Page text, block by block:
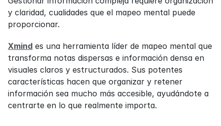
y claridad, cualidades que el mapeo mental puede
proporcionar.
Xmind es una herramienta líder de mapeo mental que
transforma notas dispersas e información densa en
visuales claros y estructurados. Sus potentes
características hacen que organizar y retener
información sea mucho más accesible, ayudándote a
centrarte en lo que realmente importa.